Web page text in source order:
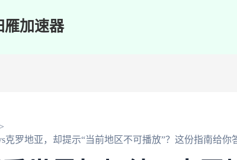
雁加速器
克罗地亚，却提示“当前地区不可播放”？这份指南给你